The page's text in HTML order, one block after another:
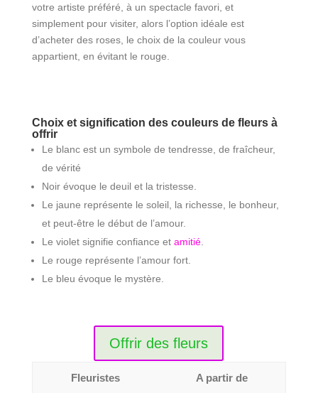
votre artiste préféré, à un spectacle favori, et
simplement pour visiter, alors l’option idéale est
d’acheter des roses, le choix de la couleur vous
appartient, en évitant le rouge.
Choix et signification des couleurs de fleurs à
offrir
Le blanc est un symbole de tendresse, de fraîcheur,
de vérité
Noir évoque le deuil et la tristesse.
Le jaune représente le soleil, la richesse, le bonheur,
et peut-être le début de l’amour.
Le violet signifie confiance et amitié.
Le rouge représente l’amour fort.
Le bleu évoque le mystère.
Offrir des fleurs
Fleuristes A partir de